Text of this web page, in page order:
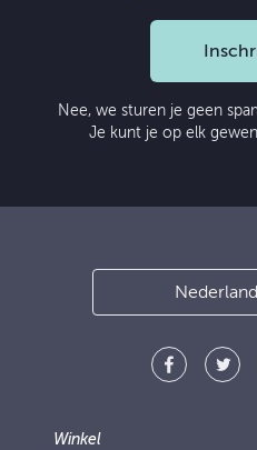
Nee, we sturen je geen
Je kunt je op elk
Winkel